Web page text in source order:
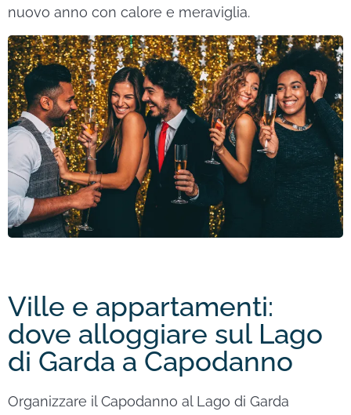
nuovo anno con calore e meraviglia.
Ville e appartamenti:
dove alloggiare sul Lago
di Garda a Capodanno
Organizzare il Capodanno al Lago di Garda